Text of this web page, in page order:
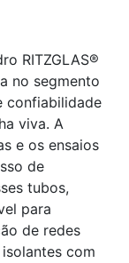
RITZGLAS®
no segmento
confiabilidade
viva. A
e os ensaios
de
tubos,
para
de redes
com